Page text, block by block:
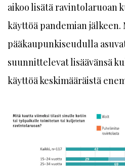
aikoo lisätä ravintolaruoan
käyttöä pandemian jälkeen.
pääkaupunkiseudulla
suunnittelevat lisäävänsä
käyttöä keskimääräistä